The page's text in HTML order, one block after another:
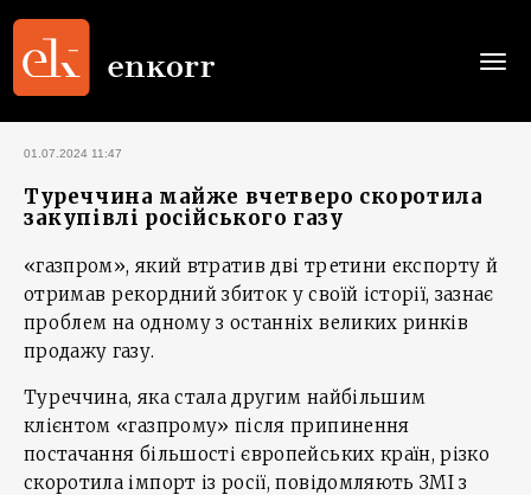
01.07.2024 11:47
Туреччина майже вчетверо скоротила
закупівлі російського газу
«газпром», який втратив дві третини експорту й
отримав рекордний збиток у своїй історії, зазнає
проблем на одному з останніх великих ринків
продажу газу.
Туреччина, яка стала другим найбільшим
клієнтом «газпрому» після припинення
постачання більшості європейських країн, різко
скоротила імпорт із росії, повідомляють ЗМІ з